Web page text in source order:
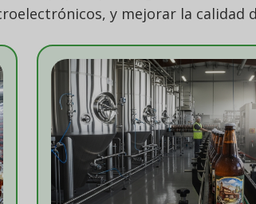
y mejorar la calidad